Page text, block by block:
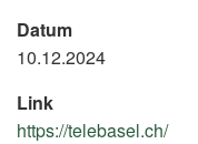
Datum
10.12.2024
Link
https://telebasel.ch/